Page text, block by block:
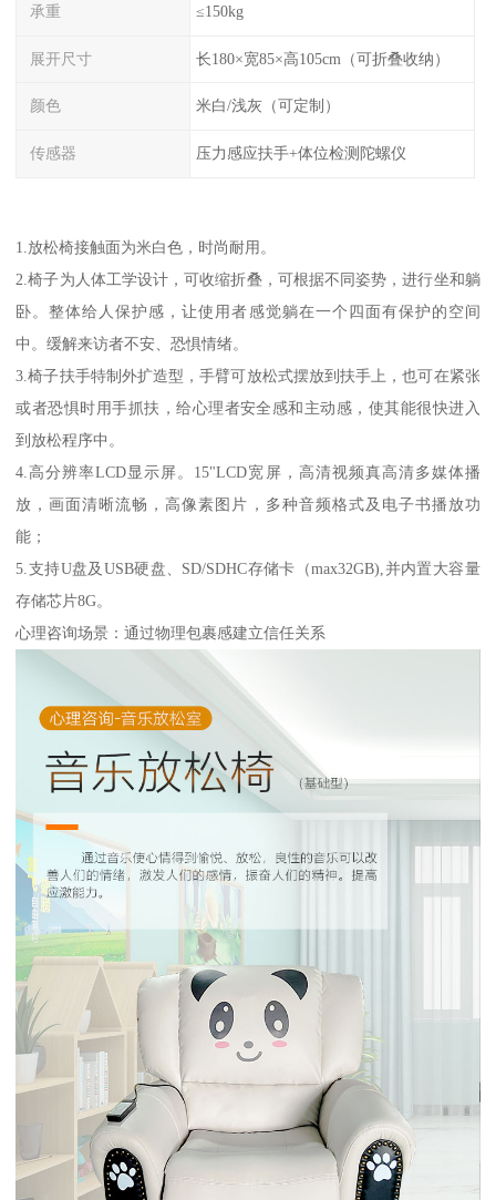
承重 ≤150kg
展开尺寸 长180×宽85×高105cm（可折叠收纳）
颜色 米白/浅灰（可定制）
传感器 压力感应扶手+体位检测陀螺仪
1.放松椅接触面为米白色，时尚耐用。
2.椅子为人体工学设计，可收缩折叠，可根据不同姿势，进行坐和躺
卧。整体给人保护感，让使用者感觉躺在一个四面有保护的空间
中。缓解来访者不安、恐惧情绪。
3.椅子扶手特制外扩造型，手臂可放松式摆放到扶手上，也可在紧张
或者恐惧时用手抓扶，给心理者安全感和主动感，使其能很快进入
到放松程序中。
4.高分辨率LCD显示屏。15"LCD宽屏，高清视频真高清多媒体播
放，画面清晰流畅，高像素图片，多种音频格式及电子书播放功
能；
5.支持U盘及USB硬盘、SD/SDHC存储卡（max32GB),并内置大容量
存储芯片8G。
心理咨询场景：通过物理包裹感建立信任关系